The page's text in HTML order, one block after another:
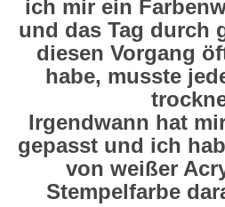
ich mir ein
und das Tag durch
diesen Vorgang
habe, musste
Irgendwann hat
gepasst und ich
von weißer
Stempelfarbe